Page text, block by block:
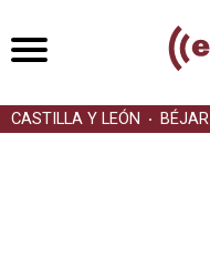
CASTILLA Y LEÓN BÉJAR